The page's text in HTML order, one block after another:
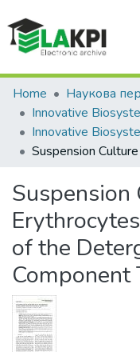
Communities &
All of DSpace
Statistics
Home
Наукова
of the
Component